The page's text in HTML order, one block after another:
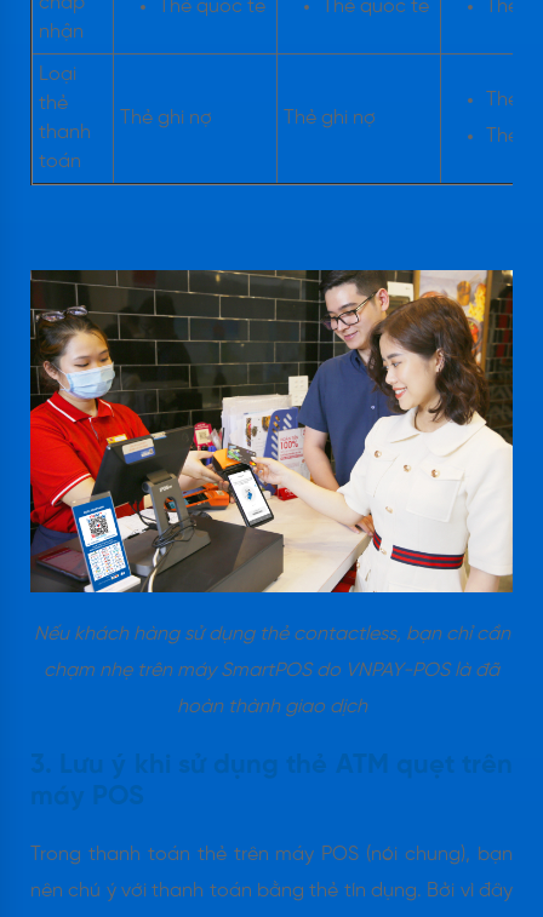
nhận
Thẻ quốc tế
Thẻ quốc tế
Thẻ
Loại
thẻ
thanh
toán
Thẻ ghi nợ Thẻ ghi nợ
Thẻ
Thẻ
Nếu khách hàng sử dụng thẻ contactless, bạn chỉ cần
chạm nhẹ trên máy SmartPOS do VNPAY-POS là đã
hoàn thành giao dịch
3. Lưu ý khi sử dụng thẻ ATM quẹt trên
máy POS
Trong thanh toán thẻ trên máy POS (nói chung), bạn
nên chú ý với thanh toán bằng thẻ tín dụng. Bởi vì đây